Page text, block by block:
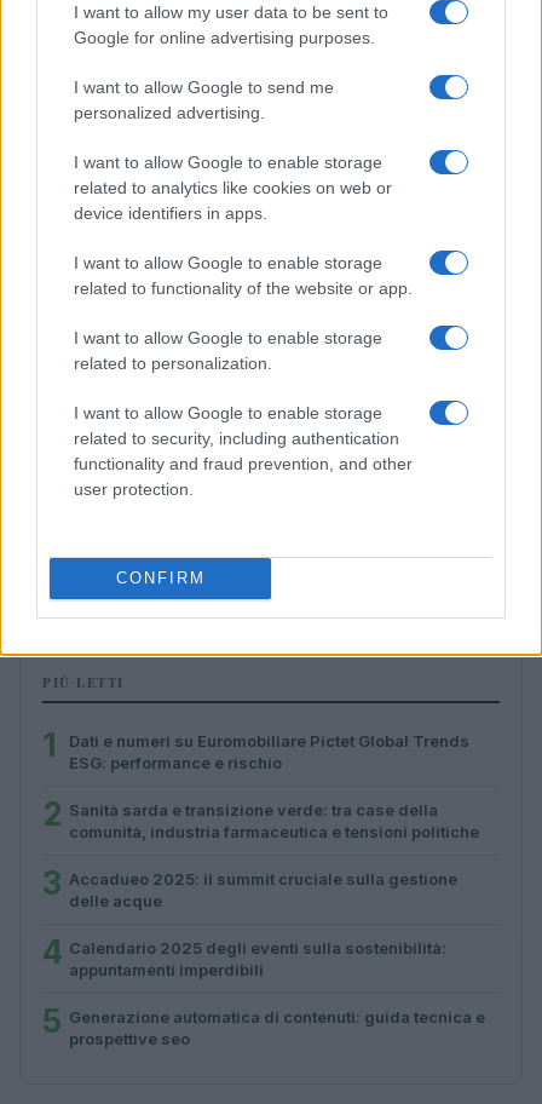
I want to allow my user data to be sent to
Google for online advertising purposes.
I want to allow Google to send me
personalized advertising.
I want to allow Google to enable storage
related to analytics like cookies on web or
device identifiers in apps.
I want to allow Google to enable storage
related to functionality of the website or app.
I want to allow Google to enable storage
related to personalization.
I want to allow Google to enable storage
related to security, including authentication
functionality and fraud prevention, and other
user protection.
CONFIRM
ESG: performance e rischio
Andrea Innocenti · 26 Mar 2026
appuntamenti imperdibili
Roberta Bonaventura · 27 Feb 2026
PIÙ LETTI
1
Dati e numeri su Euromobiliare Pictet Global Trends
ESG: performance e rischio
2 Sanità sarda e transizione verde: tra case della
comunità, industria farmaceutica e tensioni politiche
3 Accadueo 2025: il summit cruciale sulla gestione
delle acque
4 Calendario 2025 degli eventi sulla sostenibilità:
appuntamenti imperdibili
5 Generazione automatica di contenuti: guida tecnica e
prospettive seo